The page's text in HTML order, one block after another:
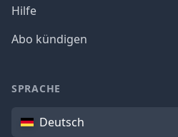
Hilfe
Abo kündigen
SPRACHE
SpracheDeutsch